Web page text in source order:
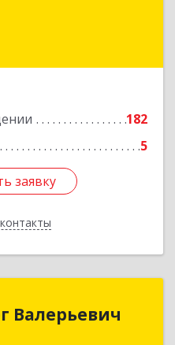
182
5
заявку
Ковров г, Барсукова
заявку
Валерьевич